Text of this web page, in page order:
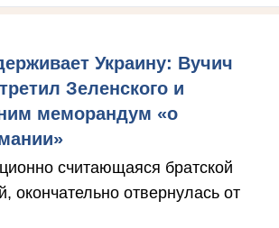
Украину: Вучич
Зеленского и
меморандум «о
считающаяся братской
окончательно отвернулась от